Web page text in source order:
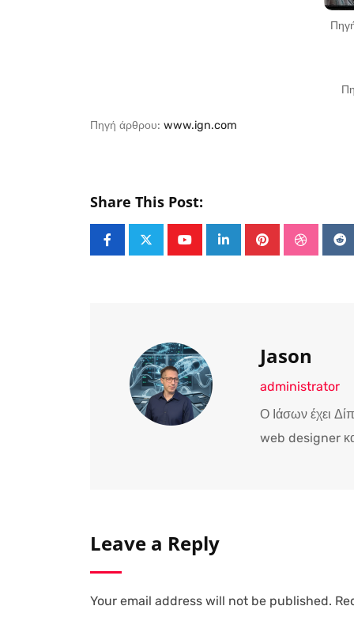
Πηγή άρθρου: www.ign.com
Share This Post:
LinkedInPinterest
Jason
administrator
Ο Ιάσων έχει
web designer
Leave a Reply
Your email address will not be published.